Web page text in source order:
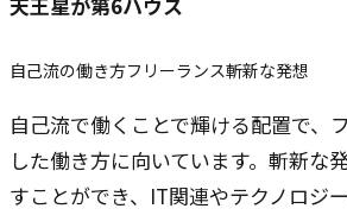
自己流の働き方フリーランス斬新な発想
自己流で働くことで輝ける配置で、
した働き方に向いています。斬新な
すことができ、IT関連やテクノロジ